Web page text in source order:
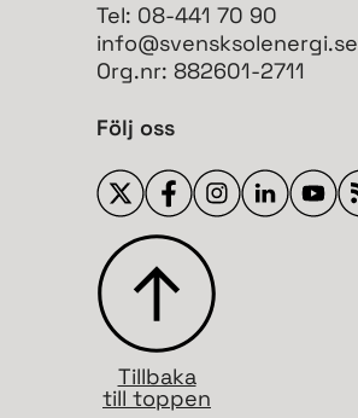
Tel: 08-441 70 90
info@svensksolenergi.se
Org.nr: 882601-2711
Följ oss
Tillbaka
till toppen